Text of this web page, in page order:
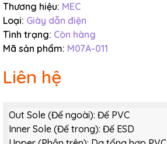
Thương hiệu: MEC
Loại: Giày dẫn điện
Tình trạng: Còn hàng
Mã sản phẩm: M07A-011
Liên hệ
Out Sole (Đế ngoài): Đế PVC
Inner Sole (Đế trong): Đế ESD